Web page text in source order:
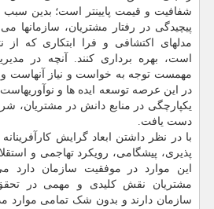
شفافیت و قیمت پایینتر است؛ بدین سبب
پیچیدگی در رفتار مشتریان، سازمان‏ها
مدل‏های اکتشافی و فرا ابتکاری که از
است، بهره برداری کنند. آنچه در
مهمست توجه به خواست و نیاز آن‏هاست و
در این عرصه توسعه ایده‏ ها و
یکپارچگی در منابع دانش در مشتریان،
دست یافت.
با در نظر داشتن ابعاد گرایش
پذیری، پیشگامی، رویکرد تهاجمی و
این موارد در موفقیت سازمان دارد
مشتریان نقش کلیدی و مهمی در تحقق
سازمان دارند و بدون شک تمامی موارد